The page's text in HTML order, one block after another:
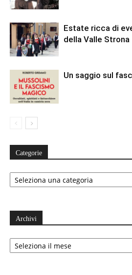
Estate ricca di
della Valle Strona
Un saggio sul
Categorie
Categorie
Archivi
Archivi